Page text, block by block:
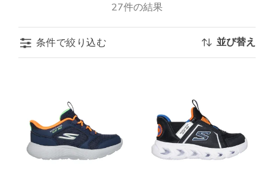
27件の結果
条件で絞り込む 並び替え